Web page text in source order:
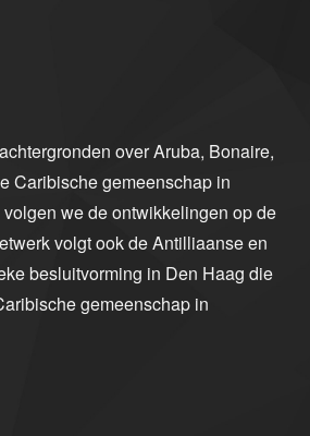
over Aruba, Bonaire,
Caribische gemeenschap in
we de ontwikkelingen op de
volgt ook de Antilliaanse en
besluitvorming in Den Haag die
gemeenschap in